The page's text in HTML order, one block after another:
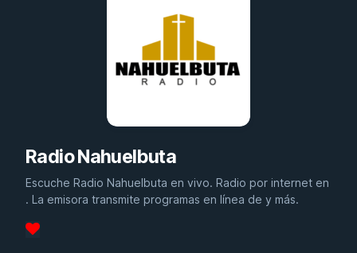
Radio Nahuelbuta
Escuche Radio Nahuelbuta en vivo. Radio por internet en
. La emisora transmite programas en línea de y más.